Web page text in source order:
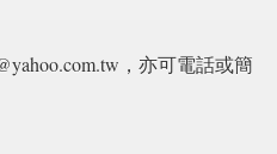
，亦可電話或簡